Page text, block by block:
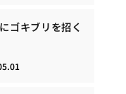
ゴキブリを招く